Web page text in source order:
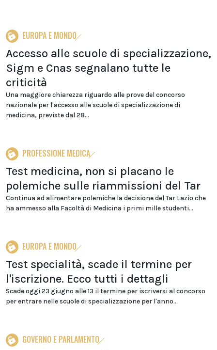
EUROPA E MONDO
Accesso alle scuole di specializzazione,
Sigm e Cnas segnalano tutte le
criticità
Una maggiore chiarezza riguardo alle prove del concorso
nazionale per l'accesso alle scuole di specializzazione di
medicina, previste dal 28...
PROFESSIONE MEDICA
Test medicina, non si placano le
polemiche sulle riammissioni del Tar
Continua ad alimentare polemiche la decisione del Tar Lazio che
ha ammesso alla Facoltà di Medicina i primi mille studenti...
EUROPA E MONDO
Test specialità, scade il termine per
l'iscrizione. Ecco tutti i dettagli
Scade oggi 23 giugno alle 13 il termine per iscriversi al concorso
per entrare nelle scuole di specializzazione per l'anno...
GOVERNO E PARLAMENTO